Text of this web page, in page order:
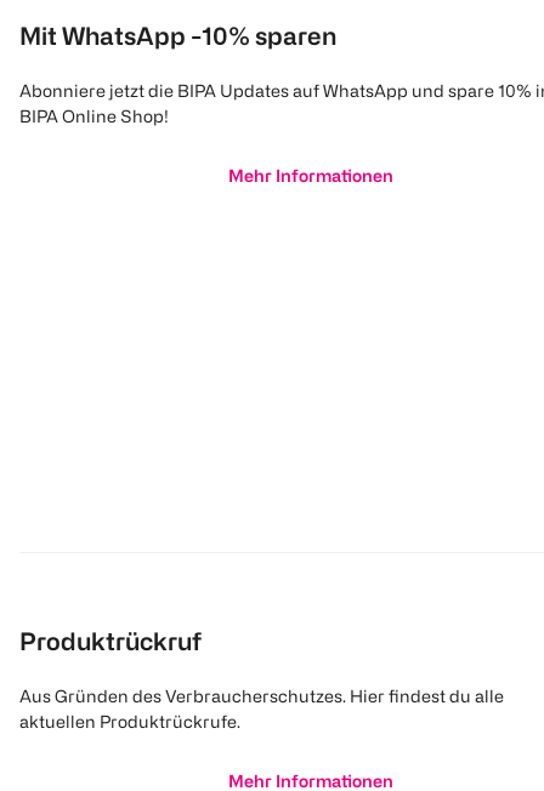
Mit WhatsApp -10% sparen
Abonniere jetzt die BIPA Updates auf WhatsApp und spare 10%
BIPA Online Shop!
Mehr Informationen
Produktrückruf
Aus Gründen des Verbraucherschutzes. Hier findest du alle
aktuellen Produktrückrufe.
Mehr Informationen